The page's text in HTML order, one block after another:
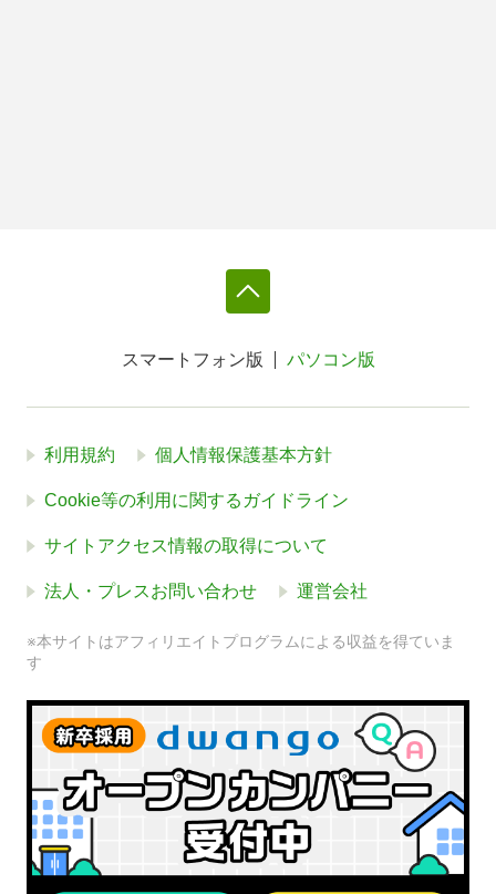
スマートフォン版 パソコン版
利用規約 個人情報保護基本方針
Cookie等の利用に関するガイドライン
サイトアクセス情報の取得について
法人・プレスお問い合わせ 運営会社
※本サイトはアフィリエイトプログラムによる収益を得ていま
す